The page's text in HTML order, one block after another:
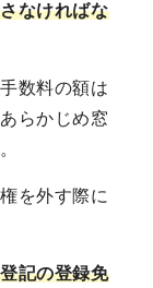
なければな
数料の額は
らかじめ窓
を外す際に
記の登録免